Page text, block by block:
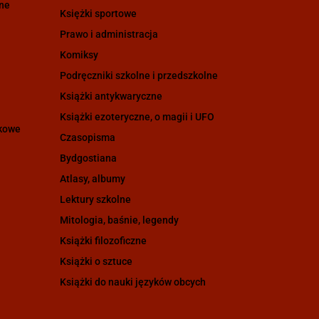
Księżki sportowe
Prawo i administracja
Komiksy
Podręczniki szkolne i przedszkolne
Książki antykwaryczne
Książki ezoteryczne, o magii i UFO
Czasopisma
Bydgostiana
Atlasy, albumy
Lektury szkolne
Mitologia, baśnie, legendy
Książki filozoficzne
Książki o sztuce
Książki do nauki języków obcych